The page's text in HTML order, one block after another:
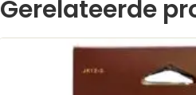
Gerelateerde